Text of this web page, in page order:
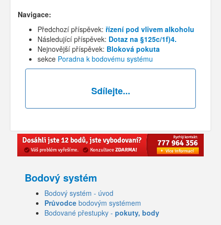
Navigace:
Předchozí příspěvek: řízení pod vlivem alkoholu
Následující příspěvek: Dotaz na §125c/1f)4.
Nejnovější příspěvek: Bloková pokuta
sekce Poradna k bodovému systému
Sdílejte...
Bodový systém
Bodový systém - úvod
Průvodce bodovým systémem
Bodované přestupky - pokuty, body